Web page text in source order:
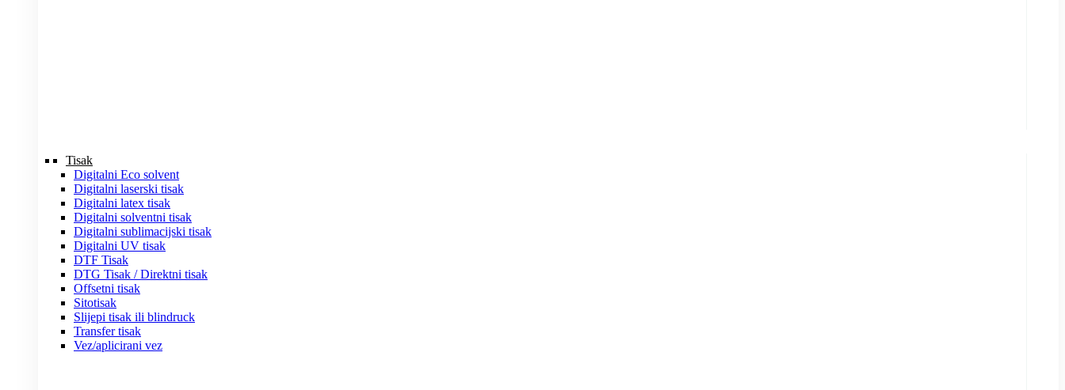
Tisak
Digitalni Eco solvent
Digitalni laserski tisak
Digitalni latex tisak
Digitalni solventni tisak
Digitalni sublimacijski tisak
Digitalni UV tisak
DTF Tisak
DTG Tisak / Direktni tisak
Offsetni tisak
Sitotisak
Slijepi tisak ili blindruck
Transfer tisak
Vez/aplicirani vez